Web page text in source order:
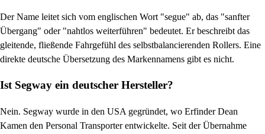
Der Name leitet sich vom englischen Wort "segue" ab, das "sanfter
Übergang" oder "nahtlos weiterführen" bedeutet. Er beschreibt das
gleitende, fließende Fahrgefühl des selbstbalancierenden Rollers. Eine
direkte deutsche Übersetzung des Markennamens gibt es nicht.
Ist Segway ein deutscher Hersteller?
Nein. Segway wurde in den USA gegründet, wo Erfinder Dean
Kamen den Personal Transporter entwickelte. Seit der Übernahme